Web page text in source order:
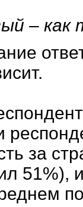
– как
за
51%),